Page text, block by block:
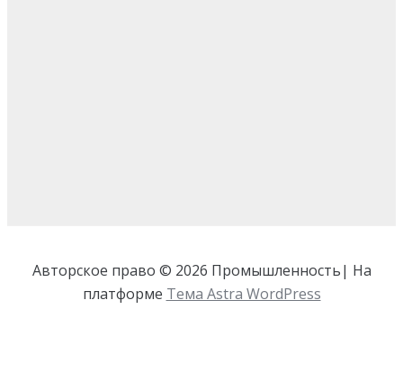
Авторское право © 2026 Промышленность| На
платформе Тема Astra WordPress